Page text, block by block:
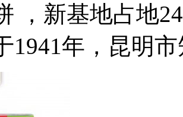
，新基地占地
1941年，昆明